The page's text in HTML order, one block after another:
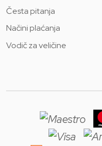
Česta pitanja
Načini plaćanja
Vodič za veličine